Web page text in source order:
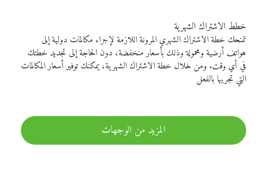
خطط الاشتراك الشهرية
تمنحك خطة الاشتراك الشهري المرونة اللازمة لإجراء مكالمات دولية إلى
هواتف أرضية ومحمولة وذلك بأسعار منخفضة، دون الحاجة إلى تجديد خطتك
في أي وقت. ومن خلال خطة الاشتراك الشهرية، يمكنك توفير أسعار المكالمات
التي تجريها بالفعل
المزيد من الوجهات